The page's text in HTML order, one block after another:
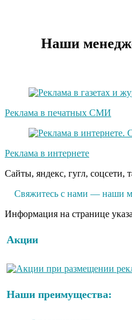
Наши
Реклама в печатных СМИ
Реклама в интернете
Сайты, яндекс, гугл, соцсети,
Свяжитесь с нами — наши
Информация на странице
Акции
Наши преимущества: